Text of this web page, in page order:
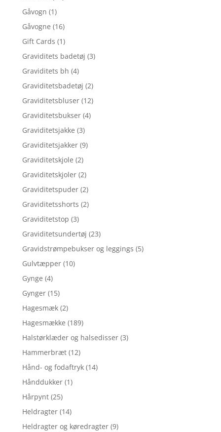
Gåvogn (1)
Gåvogne (16)
Gift Cards (1)
Graviditets badetøj (3)
Graviditets bh (4)
Graviditetsbadetøj (2)
Graviditetsbluser (12)
Graviditetsbukser (4)
Graviditetsjakke (3)
Graviditetsjakker (9)
Graviditetskjole (2)
Graviditetskjoler (2)
Graviditetspuder (2)
Graviditetsshorts (2)
Graviditetstop (3)
Graviditetsundertøj (23)
Gravidstrømpebukser og leggings (5)
Gulvtæpper (10)
Gynge (4)
Gynger (15)
Hagesmæk (2)
Hagesmække (189)
Halstørklæder og halsedisser (3)
Hammerbræt (12)
Hånd- og fodaftryk (14)
Hånddukker (1)
Hårpynt (25)
Heldragter (14)
Heldragter og køredragter (9)